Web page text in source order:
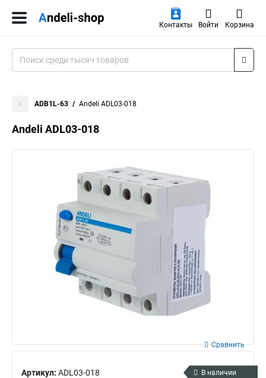
Контакты Войти Корзина
ADB1L-63 Andeli ADL03-018
Andeli ADL03-018
Артикул: ADL03-018
Сравнить
В наличии